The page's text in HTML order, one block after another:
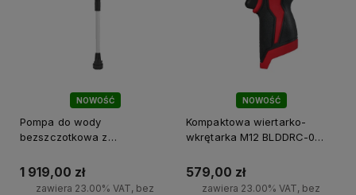
NOWOŚĆ
Pompa do wody
bezszczotkowa z
Milwaukee
1 919,00 zł
zawiera 23.00% VAT, bez
NOWOŚĆ
Kompaktowa wiertarko-
wkrętarka M12 BLDDRC-0
579,00 zł
zawiera 23.00% VAT, bez